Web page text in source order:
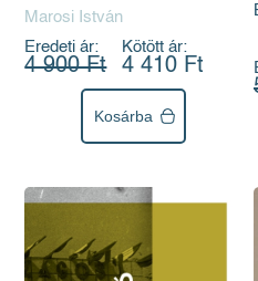
Munkácsi
Görögkatolikus
Egyházmegye
üldözéséről, 1944-1989
Marosi István
Eredeti ár:
4 900 Ft
Kötött ár:
4 410 Ft
Kosárba